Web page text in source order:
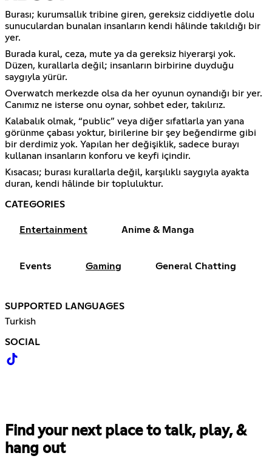
Burası; kurumsallık tribine giren, gereksiz ciddiyetle dolu
sunuculardan bunalan insanların kendi hâlinde takıldığı bir
yer.
Burada kural, ceza, mute ya da gereksiz hiyerarşi yok.
Düzen, kurallarla değil; insanların birbirine duyduğu
saygıyla yürür.
Overwatch merkezde olsa da her oyunun oynandığı bir yer.
Canımız ne isterse onu oynar, sohbet eder, takılırız.
Kalabalık olmak, “public” veya diğer sıfatlarla yan yana
görünme çabası yoktur, birilerine bir şey beğendirme gibi
bir derdimiz yok. Yapılan her değişiklik, sadece burayı
kullanan insanların konforu ve keyfi içindir.
Kısacası; burası kurallarla değil, karşılıklı saygıyla ayakta
duran, kendi hâlinde bir topluluktur.
CATEGORIES
Entertainment Anime & Manga
Events Gaming General Chatting
SUPPORTED LANGUAGES
Turkish
SOCIAL
Find your next place to talk, play, &
hang out